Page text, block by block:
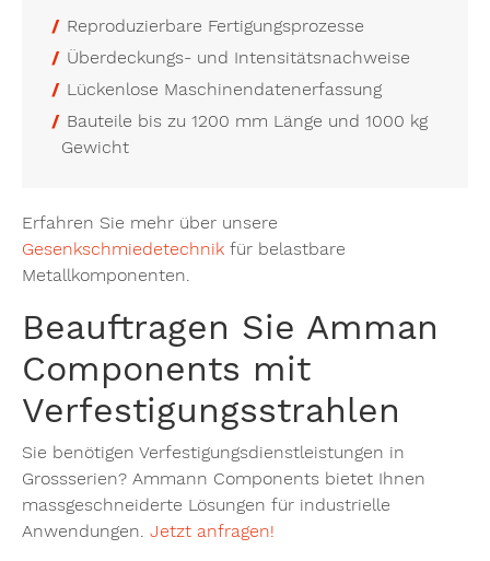
Reproduzierbare Fertigungsprozesse
Überdeckungs- und Intensitätsnachweise
Lückenlose Maschinendatenerfassung
Bauteile bis zu 1200 mm Länge und 1000 kg
Gewicht
Erfahren Sie mehr über unsere
Gesenkschmiedetechnik für belastbare
Metallkomponenten.
Beauftragen Sie Amman
Components mit
Verfestigungsstrahlen
Sie benötigen Verfestigungsdienstleistungen in
Grossserien? Ammann Components bietet Ihnen
massgeschneiderte Lösungen für industrielle
Anwendungen. Jetzt anfragen!